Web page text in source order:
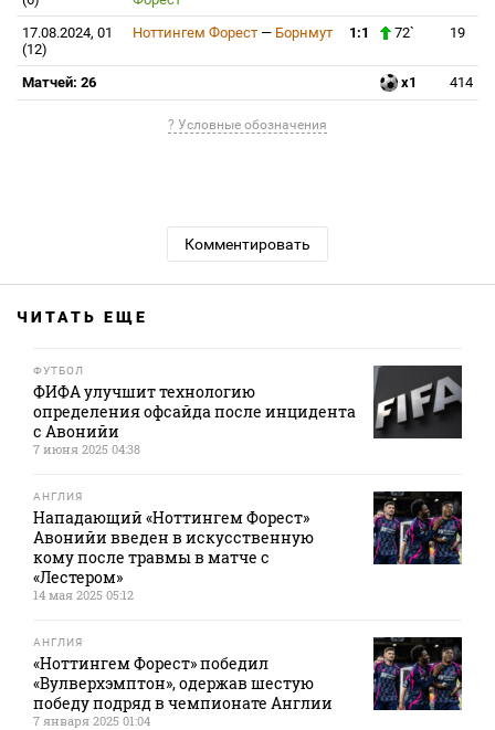
17.08.2024, 01
(12)
Ноттингем Форест — Борнмут 1:1 72` 19
Матчей: 26 x1 414
? Условные обозначения
Комментировать
ЧИТАТЬ ЕЩЕ
ФУТБОЛ
ФИФА улучшит технологию
определения офсайда после инцидента
с Авонийи
7 июня 2025 04:38
АНГЛИЯ
Нападающий «Ноттингем Форест»
Авонийи введен в искусственную
кому после травмы в матче с
«Лестером»
14 мая 2025 05:12
АНГЛИЯ
«Ноттингем Форест» победил
«Вулверхэмптон», одержав шестую
победу подряд в чемпионате Англии
7 января 2025 01:04